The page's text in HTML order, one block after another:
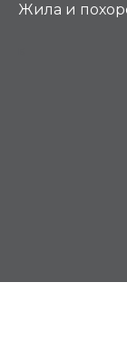
Жила и